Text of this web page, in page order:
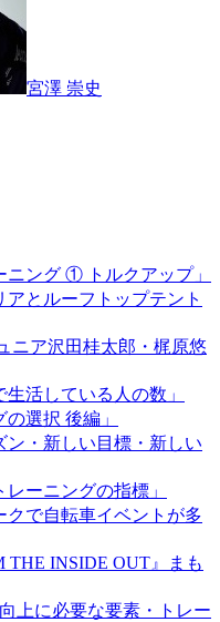
宮澤 崇史
ング ① トルクアップ」
とルーフトップテント
ニア沢田桂太郎・梶原悠
活している人の数」
選択 後編」
・新しい目標・新しい
ーニングの指標」
で自転車イベントが多
THE INSIDE OUT』まも
上に必要な要素・トレー